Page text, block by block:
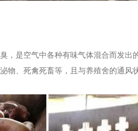
，是空气中各种有味气体混合而发
物、死禽死畜等，且与养殖舍的通风